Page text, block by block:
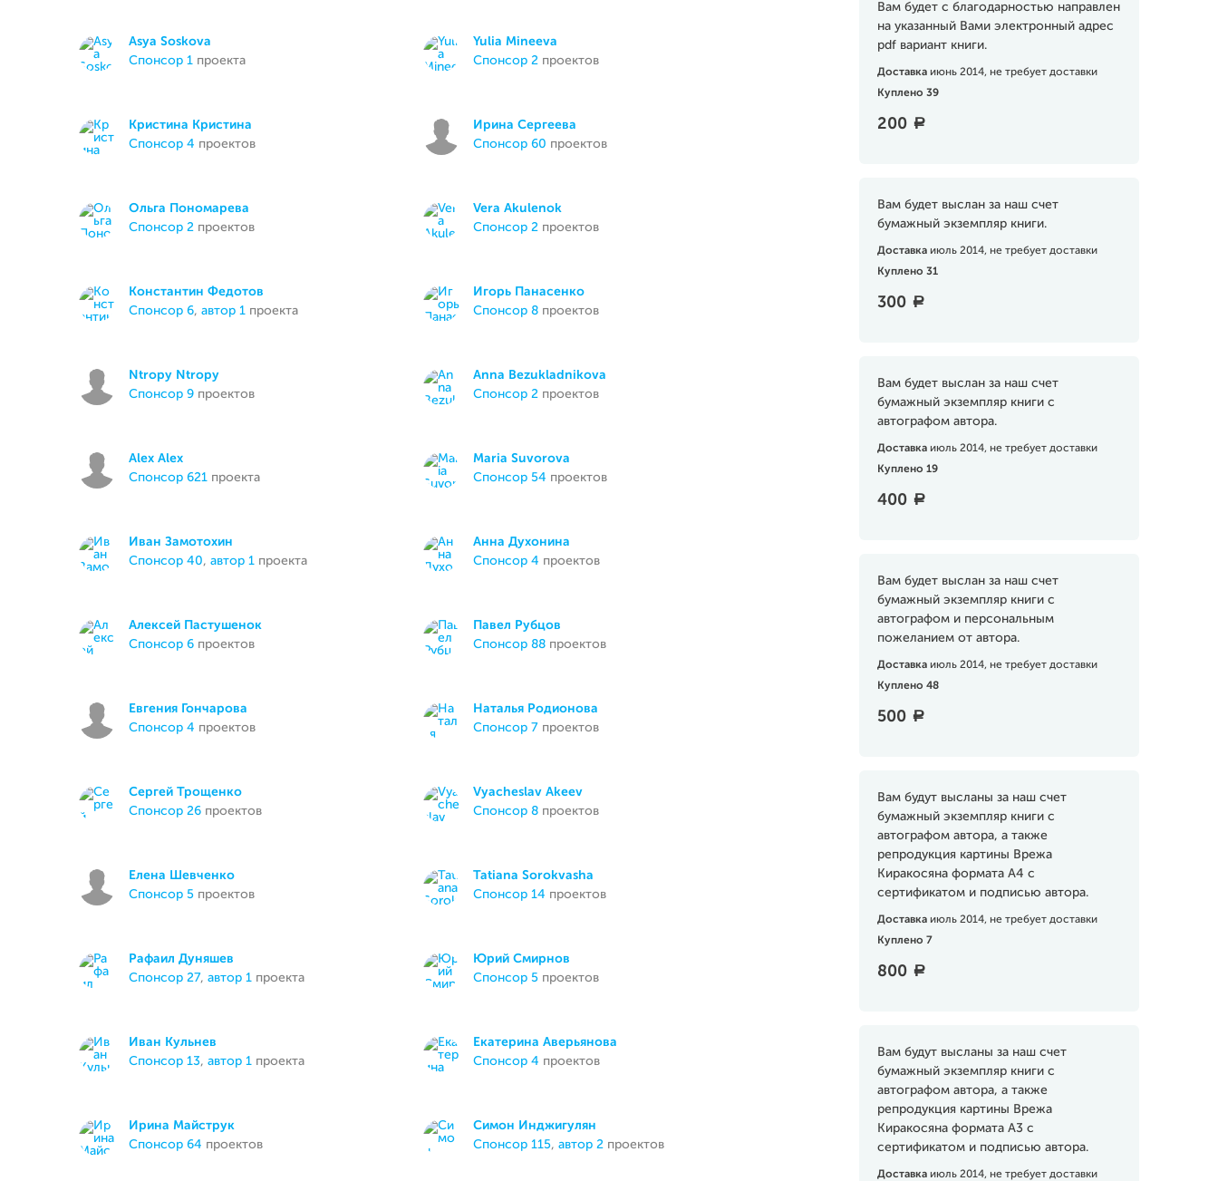
Вам будет с благодарностью направлен
на указанный Вами электронный адрес
pdf вариант книги.
Доставка июнь 2014, не требует доставки
Куплено 39
200 a
Вам будет выслан за наш счет
бумажный экземпляр книги.
Доставка июль 2014, не требует доставки
Куплено 31
300 a
Вам будет выслан за наш счет
бумажный экземпляр книги с
автографом автора.
Доставка июль 2014, не требует доставки
Куплено 19
400 a
Вам будет выслан за наш счет
бумажный экземпляр книги с
автографом и персональным
пожеланием от автора.
Доставка июль 2014, не требует доставки
Куплено 48
500 a
Вам будут высланы за наш счет
бумажный экземпляр книги с
автографом автора, а также
репродукция картины Врежа
Киракосяна формата А4 с
сертификатом и подписью автора.
Доставка июль 2014, не требует доставки
Куплено 7
800 a
Вам будут высланы за наш счет
бумажный экземпляр книги с
автографом автора, а также
репродукция картины Врежа
Киракосяна формата А3 с
сертификатом и подписью автора.
Доставка июль 2014, не требует доставки
Asya Soskova
спонсор 1 проекта
Yulia Mineeva
спонсор 2 проектов
Кристина Кристина
спонсор 4 проектов
Ирина Сергеева
спонсор 60 проектов
Ольга Пономарева
спонсор 2 проектов
Vera Akulenok
спонсор 2 проектов
Константин Федотов
спонсор 6, автор 1 проекта
Игорь Панасенко
спонсор 8 проектов
Ntropy Ntropy
спонсор 9 проектов
Anna Bezukladnikova
спонсор 2 проектов
Alex Alex
спонсор 621 проекта
Maria Suvorova
спонсор 54 проектов
Иван Замотохин
спонсор 40, автор 1 проекта
Анна Духонина
спонсор 4 проектов
Алексей Пастушенок
спонсор 6 проектов
Павел Рубцов
спонсор 88 проектов
Евгения Гончарова
спонсор 4 проектов
Наталья Родионова
спонсор 7 проектов
Сергей Трощенко
спонсор 26 проектов
Vyacheslav Akeev
спонсор 8 проектов
Елена Шевченко
спонсор 5 проектов
Tatiana Sorokvasha
спонсор 14 проектов
Рафаил Дуняшев
спонсор 27, автор 1 проекта
Юрий Смирнов
спонсор 5 проектов
Иван Кульнев
спонсор 13, автор 1 проекта
Екатерина Аверьянова
спонсор 4 проектов
Ирина Майструк
спонсор 64 проектов
Симон Инджигулян
спонсор 115,автор 2 проектов